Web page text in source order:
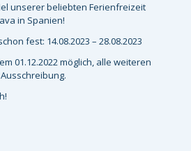
unserer beliebten Ferienfreizeit
in Spanien!
fest: 14.08.2023 – 28.08.2023
01.12.2022 möglich, alle weiteren